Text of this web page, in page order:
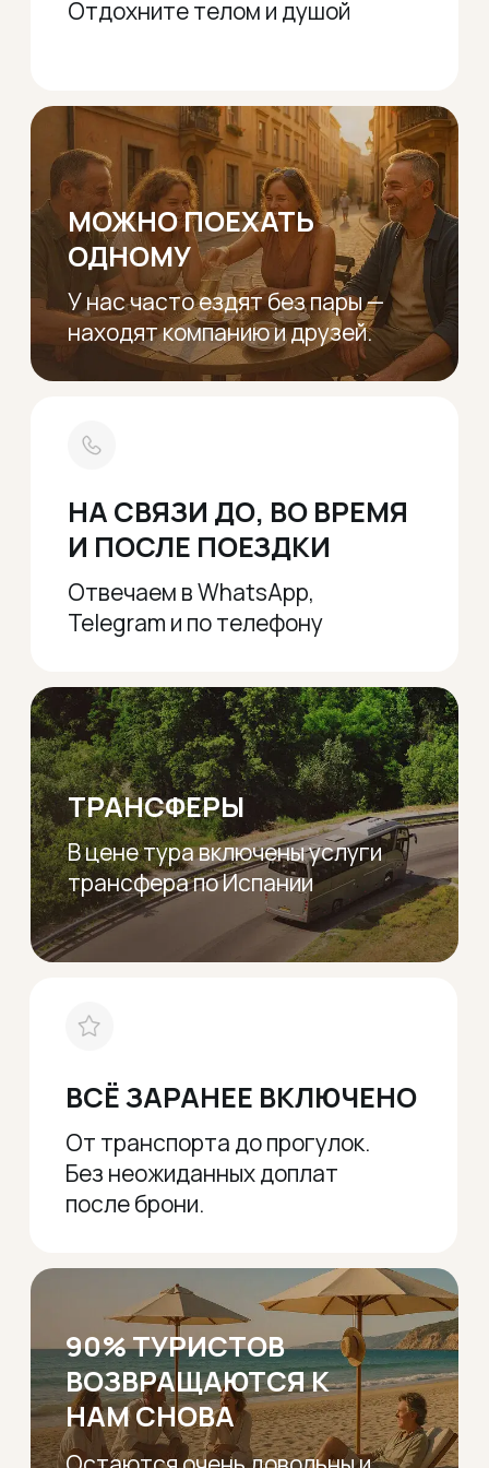
Электронная почта:
esfiriatravel@gmail.com
Wrocław 50-020,
+48 732 997 721
Социальные сети:
Услуги:
Туры по месяцам
Политика конфиденциальности
Сайт разработан avacletta
© Esfiria-Gold sp.z.o.o, 2023
Информация:
Контакты
Адреса выезда